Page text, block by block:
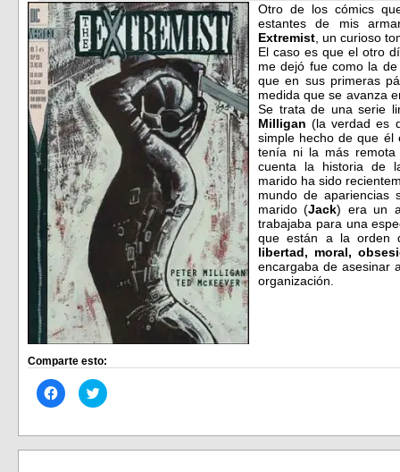
Otro de los cómics
estantes de mis
Extremist , un curioso
El caso es que el otro
me dejó fue como la
que en sus primeras
medida que se avanza
Se trata de una serie
Milligan (la verdad es
simple hecho de que él
tenía ni la más
cuenta la historia de
marido ha sido
mundo de apariencias
marido (Jack) era un
trabajaba para una
que están a la orden
libertad, moral,
encargaba de asesinar
organización.
Comparte esto:
Haz
clic
en
(Se
Haz
clic
en
(Se